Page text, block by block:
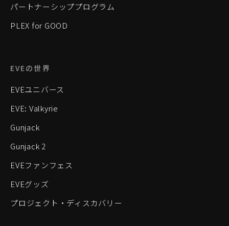
パートナーシッププログラム
PLEX for GOOD
EVEの世界
EVEユニバース
EVE: Valkyrie
Gunjack
Gunjack 2
EVEファンフェス
EVEグッズ
プロジェクト・ディスカバリー